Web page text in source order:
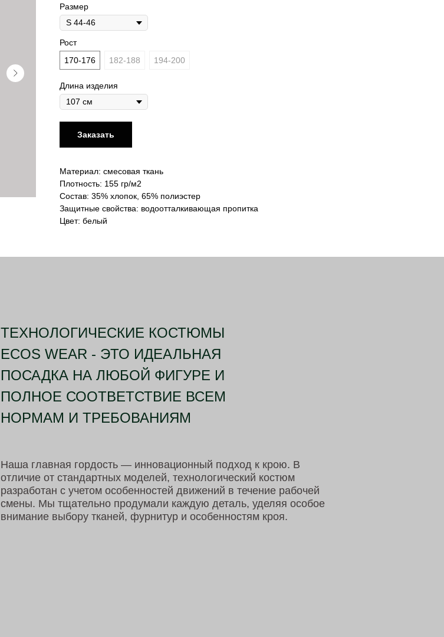
Размер
Рост
170-176
182-188 194-200
Длина изделия
Заказать
Материал: смесовая ткань
Плотность: 155 гр/м2
Состав: 35% хлопок, 65% полиэстер
Защитные свойства: водоотталкивающая пропитка
Цвет: белый
Наша главная гордость — инновационный подход к крою. В
отличие от стандартных моделей, технологический костюм
разработан с учетом особенностей движений в течение рабочей
смены. Мы тщательно продумали каждую деталь, уделяя особое
внимание выбору тканей, фурнитур и особенностям кроя.
ТЕХНОЛОГИЧЕСКИЕ КОСТЮМЫ
ECOS WEAR - ЭТО ИДЕАЛЬНАЯ
ПОСАДКА НА ЛЮБОЙ ФИГУРЕ И
ПОЛНОЕ СООТВЕТСТВИЕ ВСЕМ
НОРМАМ И ТРЕБОВАНИЯМ